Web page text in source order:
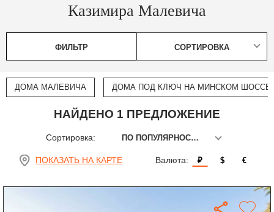
Казимира Малевича
ФИЛЬТР СОРТИРОВКА
ДОМА МАЛЕВИЧА ДОМА ПОД КЛЮЧ НА МИНСКОМ ШОССЕ
НАЙДЕНО 1 ПРЕДЛОЖЕНИЕ
Сортировка: ПО ПОПУЛЯРНОСТИ
ПОКАЗАТЬ НА КАРТЕ Валюта: ₽ $ €